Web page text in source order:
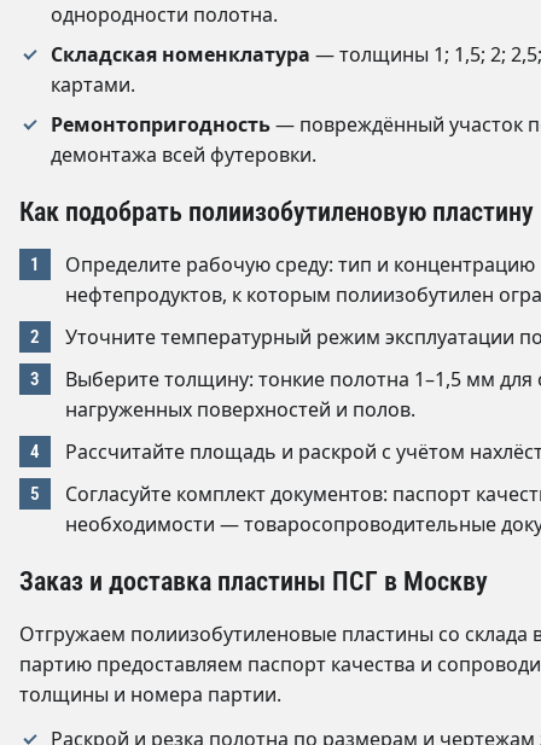
однородности полотна.
Складская номенклатура — толщины 1; 1,5; 2;
картами.
Ремонтопригодность— повреждённый участок
демонтажа всей футеровки.
Как подобрать полиизобутиленовую пластину
Определите рабочую среду: тип и концентрацию
нефтепродуктов, к которым полиизобутилен
Уточните температурный режим эксплуатации
Выберите толщину: тонкие полотна 1–1,5 мм
нагруженных поверхностей и полов.
Рассчитайте площадь и раскрой с учётом
Согласуйте комплект документов: паспорт
необходимости — товаросопроводительные
Заказ и доставка пластины ПСГ в Москву
Отгружаем полиизобутиленовые пластины со
партию предоставляем паспорт качества и
толщины и номера партии.
Раскрой и резка полотна по размерам и чертежам